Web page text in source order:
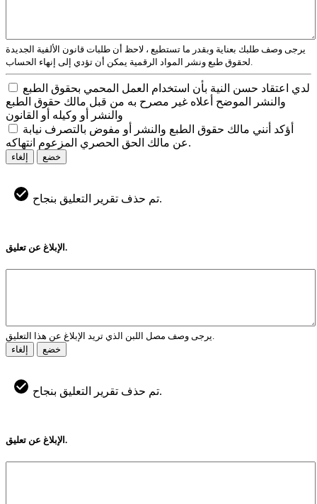
يرجى وصف طلبك بعناية وبقدر ما تستطيع ، لاحظ أن طلبات قانون الألفية الجديدة
لدي اعتقاد حسن النية بأن استخدام العمل المحمي بحقوق الطبع
والنشر الموضح أعلاه غير مصرح به من قبل مالك حقوق الطبع
والنشر أو وكيله أو القانون
أؤكد أنني مالك حقوق الطبع والنشر أو مفوض بالتصرف نيابة
عن مالك الحق الحصري المزعوم انتهاكه.
إلغاء خضع
تم حذف تقرير التعليق بنجاح.
الإبلاغ عن تعليق.
إلغاء
خضع
تم حذف تقرير التعليق بنجاح.
الإبلاغ عن تعليق.